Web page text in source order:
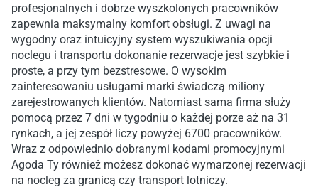
profesjonalnych i dobrze wyszkolonych pracowników
zapewnia maksymalny komfort obsługi. Z uwagi na
wygodny oraz intuicyjny system wyszukiwania opcji
noclegu i transportu dokonanie rezerwacje jest szybkie i
proste, a przy tym bezstresowe. O wysokim
zainteresowaniu usługami marki świadczą miliony
zarejestrowanych klientów. Natomiast sama firma służy
pomocą przez 7 dni w tygodniu o każdej porze aż na 31
rynkach, a jej zespół liczy powyżej 6700 pracowników.
Wraz z odpowiednio dobranymi kodami promocyjnymi
Agoda Ty również możesz dokonać wymarzonej rezerwacji
na nocleg za granicą czy transport lotniczy.